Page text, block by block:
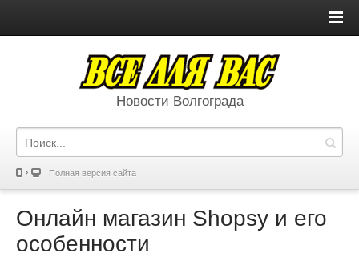
Новости Волгограда
Полная версия сайта
Онлайн магазин Shopsy и его
особенности